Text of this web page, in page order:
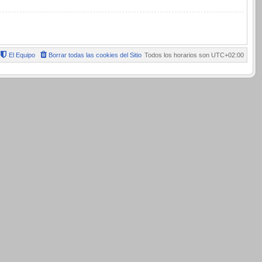
Todos los horarios son UTC+02:00
Borrar todas las cookies del Sitio
El Equipo